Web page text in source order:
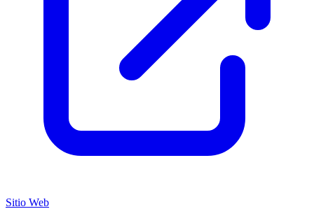
Sitio Web